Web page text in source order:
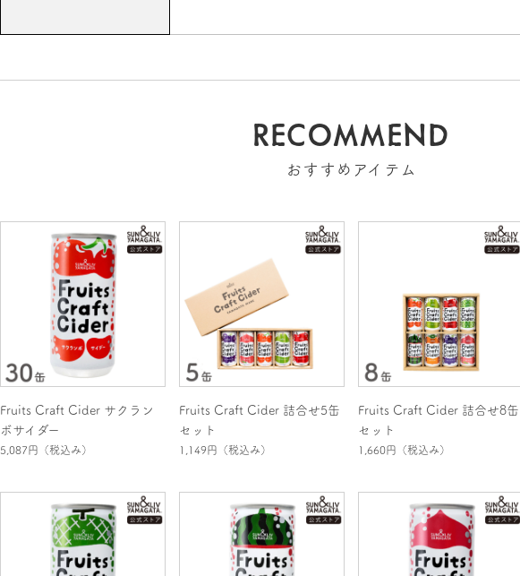
RECOMMEND
おすすめアイテム
Fruits Craft Cider サクラン
ボサイダー
5,087円 （税込み）
Fruits Craft Cider 詰合せ5缶
セット
1,149円 （税込み）
Fruits Craft Cider 詰合せ8缶
セット
1,660円 （税込み）